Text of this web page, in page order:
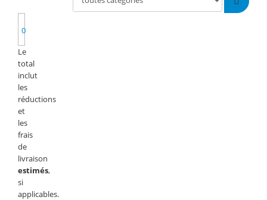
0
Le
total
inclut
les
réductions
et
les
frais
de
livraison
estimés,
si
applicables.